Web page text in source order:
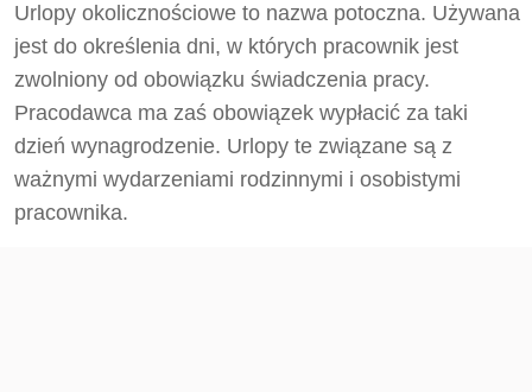
Urlopy okolicznościowe to nazwa potoczna. Używana
jest do określenia dni, w których pracownik jest
zwolniony od obowiązku świadczenia pracy.
Pracodawca ma zaś obowiązek wypłacić za taki
dzień wynagrodzenie. Urlopy te związane są z
ważnymi wydarzeniami rodzinnymi i osobistymi
pracownika.